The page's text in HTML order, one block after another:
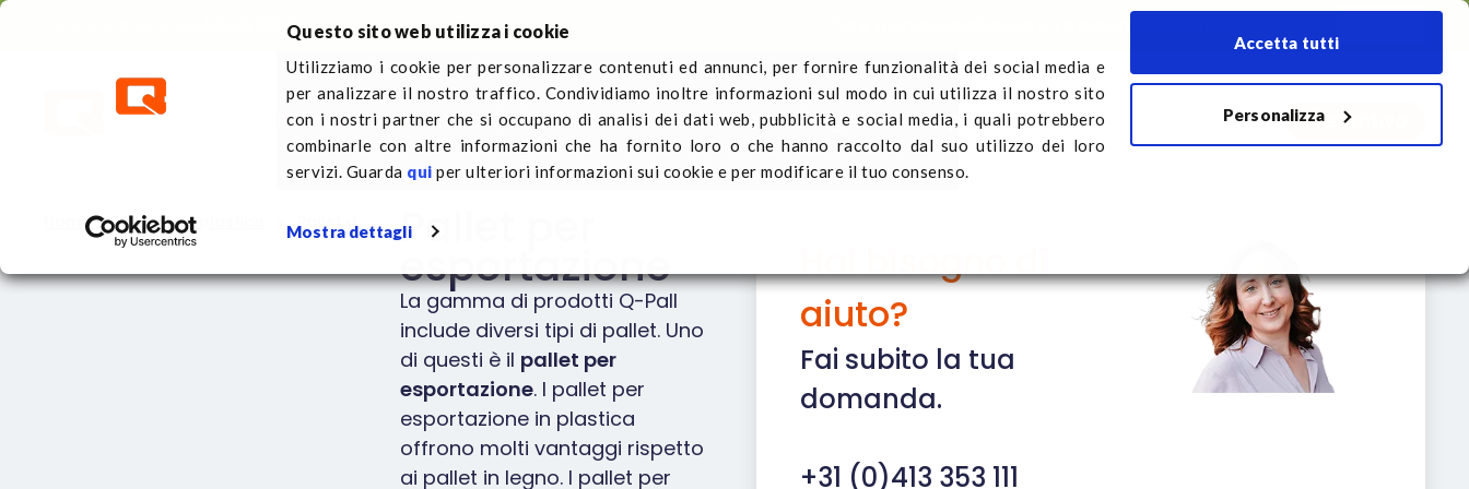
Questo sito web utilizza i cookie
Utilizziamo i cookie per personalizzare contenuti ed annunci, per fornire funzionalità dei social media e
per analizzare il nostro traffico. Condividiamo inoltre informazioni sul modo in cui utilizza il nostro sito
con i nostri partner che si occupano di analisi dei dati web, pubblicità e social media, i quali potrebbero
combinarle con altre informazioni che ha fornito loro o che hanno raccolto dal suo utilizzo dei loro
servizi. Guarda qui per ulteriori informazioni sui cookie e per modificare il tuo consenso.
Mostra dettagli
Accetta tutti
Personalizza
+31 (0)413 353 111
Pallets in plasticaSu Q-PallSettoriNotizieContattaciRegistra il trasporto Preventivo
Home Pallets in plastica Pallet di esportazionePallet per
esportazione
La gamma di prodotti Q-Pall
include diversi tipi di pallet. Uno
di questi è il pallet per
esportazione. I pallet per
esportazione in plastica
offrono molti vantaggi rispetto
ai pallet in legno. I pallet per
Hai bisogno di
aiuto?
Fai subito la tua
domanda.
+31 (0)413 353 111